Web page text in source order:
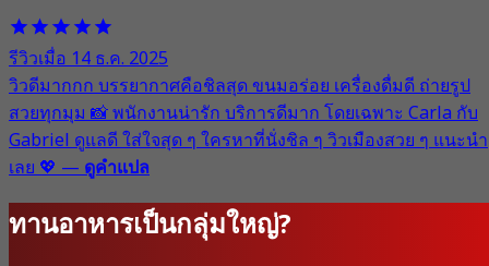
รีวิวเมื่อ 14 ธ.ค. 2025
วิวดีมากกก บรรยากาศคือชิลสุด ขนมอร่อย เครื่องดื่มดี ถ่ายรูป
สวยทุกมุม 📸 พนักงานน่ารัก บริการดีมาก โดยเฉพาะ Carla กับ
Gabriel ดูแลดี ใส่ใจสุด ๆ ใครหาที่นั่งชิล ๆ วิวเมืองสวย ๆ แนะนำ
เลย 💖 — ดูคำแปล
ทานอาหารเป็นกลุ่มใหญ่?